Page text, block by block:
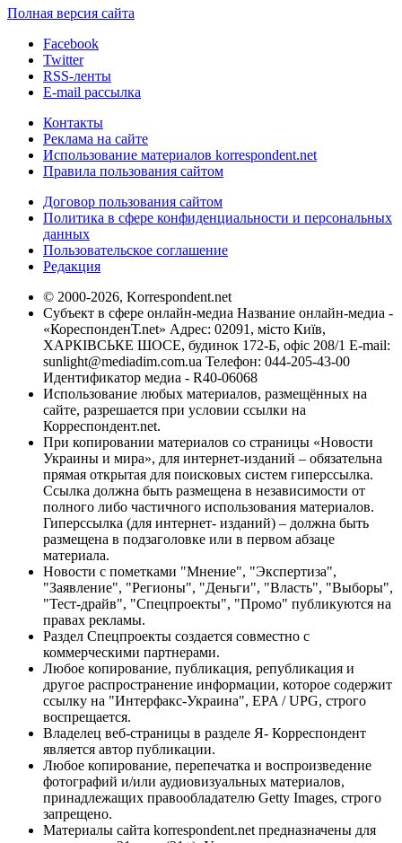
Полная версия сайта
Facebook
Twitter
RSS-ленты
E-mail рассылка
Контакты
Реклама на сайте
Использование материалов korrespondent.net
Правила пользования сайтом
Договор пользования сайтом
Политика в сфере конфиденциальности и персональных
данных
Пользовательское соглашение
Редакция
© 2000-2026, Korrespondent.net
Субъект в сфере онлайн-медиа Название онлайн-медиа -
«КореспонденТ.net» Адрес: 02091, місто Київ,
ХАРКІВСЬКЕ ШОСЕ, будинок 172-Б, офіс 208/1 E-mail:
sunlight@mediadim.com.ua Телефон: 044-205-43-00
Идентификатор медиа - R40-06068
Использование любых материалов, размещённых на
сайте, разрешается при условии ссылки на
Корреспондент.net.
При копировании материалов со страницы «Новости
Украины и мира», для интернет-изданий – обязательна
прямая открытая для поисковых систем гиперссылка.
Ссылка должна быть размещена в независимости от
полного либо частичного использования материалов.
Гиперссылка (для интернет- изданий) – должна быть
размещена в подзаголовке или в первом абзаце
материала.
Новости с пометками "Мнение", "Экспертиза",
"Заявление", "Регионы", "Деньги", "Власть", "Выборы",
"Тест-драйв", "Спецпроекты", "Промо" публикуются на
правах рекламы.
Раздел Спецпроекты создается совместно с
коммерческими партнерами.
Любое копирование, публикация, републикация и
другое распространение информации, которое содержит
ссылку на "Интерфакс-Украина", EPA / UPG, строго
воспрещается.
Владелец веб-страницы в разделе Я- Корреспондент
является автор публикации.
Любое копирование, перепечатка и воспроизведение
фотографий и/или аудиовизуальных материалов,
принадлежащих правообладателю Getty Images, строго
запрещено.
Материалы сайта korrespondent.net предназначены для